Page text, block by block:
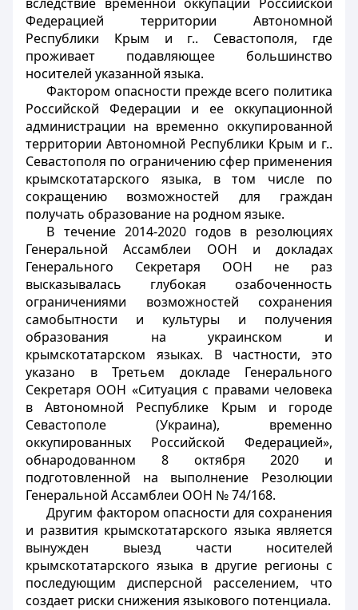
Федерацией территории Автономной
Республики Крым и г.. Севастополя, где
проживает подавляющее большинство
носителей указанной языка.
Фактором опасности прежде всего политика
Российской Федерации и ее оккупационной
администрации на временно оккупированной
территории Автономной Республики Крым и г..
Севастополя по ограничению сфер применения
крымскотатарского языка, в том числе по
сокращению возможностей для граждан
получать образование на родном языке.
В течение 2014-2020 годов в резолюциях
Генеральной Ассамблеи ООН и докладах
Генерального Секретаря ООН не раз
высказывалась глубокая озабоченность
ограничениями возможностей сохранения
самобытности и культуры и получения
образования на украинском и
крымскотатарском языках. В частности, это
указано в Третьем докладе Генерального
Секретаря ООН «Ситуация с правами человека
в Автономной Республике Крым и городе
Севастополе (Украина), временно
оккупированных Российской Федерацией»,
обнародованном 8 октября 2020 и
подготовленной на выполнение Резолюции
Генеральной Ассамблеи ООН № 74/168.
Другим фактором опасности для сохранения
и развития крымскотатарского языка является
вынужден выезд части носителей
крымскотатарского языка в другие регионы с
последующим дисперсной расселением, что
создает риски снижения языкового потенциала.